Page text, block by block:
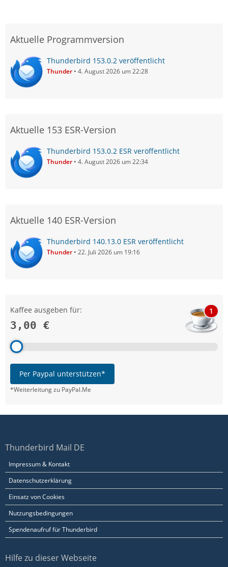
Aktuelle Programmversion
Thunderbird 153.0.2 veröffentlicht
Thunder 4. August 2026 um 22:28
Aktuelle 153 ESR-Version
Thunderbird 153.0.2 ESR veröffentlicht
Thunder 4. August 2026 um 22:34
Aktuelle 140 ESR-Version
Thunderbird 140.13.0 ESR veröffentlicht
Thunder 22. Juli 2026 um 19:16
Kaffee ausgeben für:
3,00 €
1
Per Paypal unterstützen*
*Weiterleitung zu PayPal.Me
Thunderbird Mail DE
Impressum & Kontakt
Datenschutzerklärung
Einsatz von Cookies
Nutzungsbedingungen
Spendenaufruf für Thunderbird
Hilfe zu dieser Webseite